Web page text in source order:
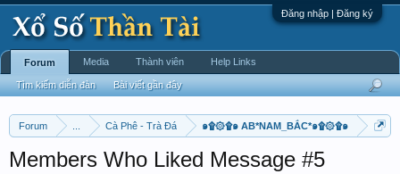
Đăng nhập | Đăng ký
Forum Cà Phê - Trà Đá ๑۩۞۩๑ AB*NAM_BẮC*๑۩۞۩๑
Members Who Liked Message #5
Forum
Tìm kiếm diễn đàn Bài viết gần đây
Media Thành viên Help Links